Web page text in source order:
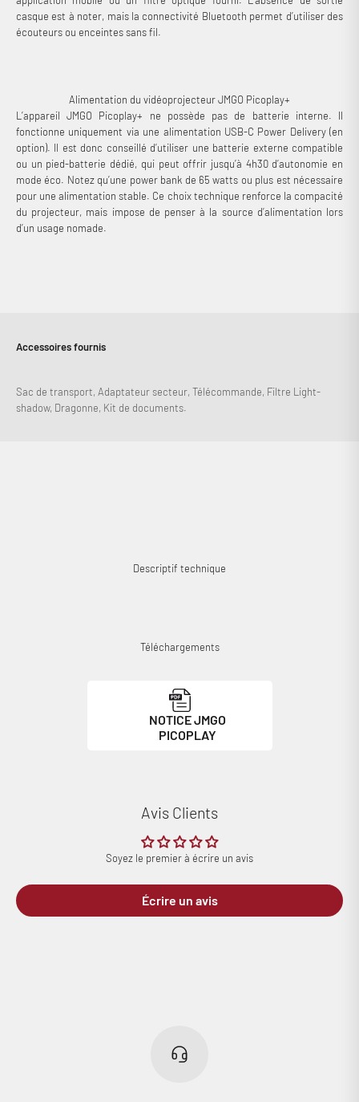
casque est à noter, mais la connectivité Bluetooth permet d’utiliser des
écouteurs ou enceintes sans fil.
Alimentation du vidéoprojecteur JMGO Picoplay+
L’appareil JMGO Picoplay+ ne possède pas de batterie interne. Il
fonctionne uniquement via une alimentation USB-C Power Delivery (en
option). Il est donc conseillé d’utiliser une batterie externe compatible
ou un pied-batterie dédié, qui peut offrir jusqu’à 4h30 d’autonomie en
mode éco. Notez qu’une power bank de 65 watts ou plus est nécessaire
pour une alimentation stable. Ce choix technique renforce la compacité
du projecteur, mais impose de penser à la source d’alimentation lors
d’un usage nomade.
Accessoires fournis
Sac de transport, Adaptateur secteur, Télécommande, Filtre Light-
shadow, Dragonne, Kit de documents.
Descriptif technique
Téléchargements
NOTICE JMGO
PICOPLAY
Avis Clients
Soyez le premier à écrire un avis
Écrire un avis
Connectez-vous à votre compte pour ajouter des produits à
enregistrés.
Se connecter